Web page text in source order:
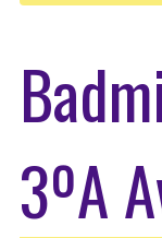
3ºA